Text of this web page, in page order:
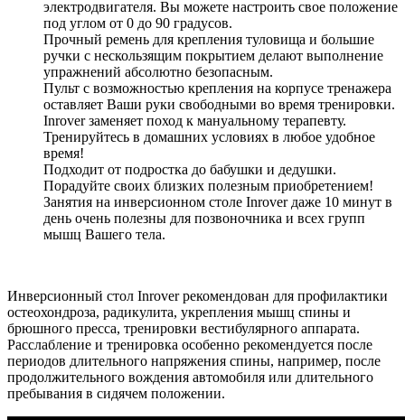
электродвигателя. Вы можете настроить свое положение
под углом от 0 до 90 градусов.
Прочный ремень для крепления туловища и большие
ручки с нескользящим покрытием делают выполнение
упражнений абсолютно безопасным.
Пульт с возможностью крепления на корпусе тренажера
оставляет Ваши руки свободными во время тренировки.
Inrover заменяет поход к мануальному терапевту.
Тренируйтесь в домашних условиях в любое удобное
время!
Подходит от подростка до бабушки и дедушки.
Порадуйте своих близких полезным приобретением!
Занятия на инверсионном столе Inrover даже 10 минут в
день очень полезны для позвоночника и всех групп
мышц Вашего тела.
Инверсионный стол Inrover рекомендован для профилактики
остеохондроза, радикулита, укрепления мышц спины и
брюшного пресса, тренировки вестибулярного аппарата.
Расслабление и тренировка особенно рекомендуется после
периодов длительного напряжения спины, например, после
продолжительного вождения автомобиля или длительного
пребывания в сидячем положении.